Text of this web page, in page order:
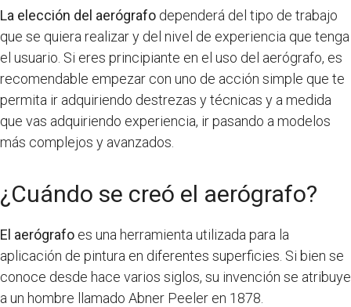
La elección del aerógrafo dependerá del tipo de trabajo
que se quiera realizar y del nivel de experiencia que tenga
el usuario. Si eres principiante en el uso del aerógrafo, es
recomendable empezar con uno de acción simple que te
permita ir adquiriendo destrezas y técnicas y a medida
que vas adquiriendo experiencia, ir pasando a modelos
más complejos y avanzados.
¿Cuándo se creó el aerógrafo?
El aerógrafo es una herramienta utilizada para la
aplicación de pintura en diferentes superficies. Si bien se
conoce desde hace varios siglos, su invención se atribuye
a un hombre llamado Abner Peeler en 1878.